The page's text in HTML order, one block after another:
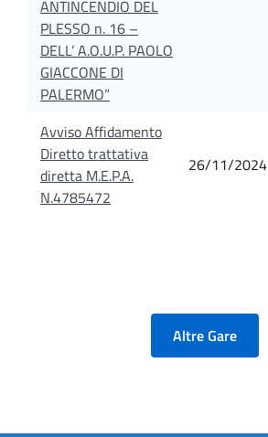
ANTINCENDIO DEL
PLESSO n. 16 –
DELL’ A.O.U.P. PAOLO
GIACCONE DI
PALERMO”
Avviso Affidamento
Diretto trattativa
diretta M.E.P.A.
N.4785472
26/11/2024
Altre Gare